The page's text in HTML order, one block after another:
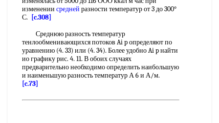
изменении средней разности температур от 3 до 300°
С.
[c.308]
Среднюю разность температур
тенлообменивающихся потоков Ai p определяют по
уравнению (4. 33) или (4. 34). Более удобно Ai p найти
ио графику рис. 4. 11. В обоих случаях
предварительно необходимо определить наибольшую
и наименьшую разность температур А 6 и А/м.
[c.73]